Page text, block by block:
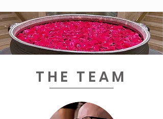
THE TEAM